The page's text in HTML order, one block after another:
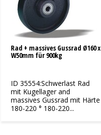
Rad + massives Gussrad Ø160 x
W50mm für 900kg
ID 35554:Schwerlast Rad
mit Kugellager and
massives Gussrad mit Härte
180-220 ° 180-220...